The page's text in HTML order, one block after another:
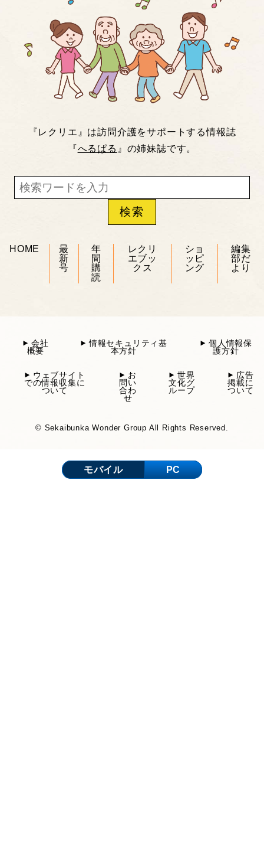
『レクリエ』は訪問介護をサポートする情報誌
『へるぱる 』の姉妹誌です。
HOME
最
新
号
年
間
購
読
レクリ
エブッ
クス
ショ
ッピ
ング
編集
部だ
より
会社
概要
情報セキュリティ基
本方針
個人情報保
護方針
ウェブサイト
での情報収集に
ついて
お
問い
合わ
せ
世界
文化グ
ループ
広告
掲載に
ついて
© Sekaibunka Wonder Group All Rights Reserved.
モバイル PC